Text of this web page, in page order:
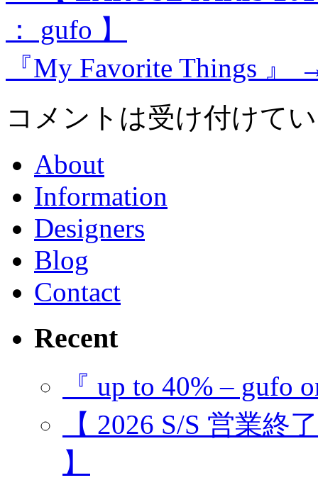
： gufo 】
『My Favorite Things 』
コメントは受け付けて
About
Information
Designers
Blog
Contact
Recent
『 up to 40% – gufo
【 2026 S/S 営業終
】